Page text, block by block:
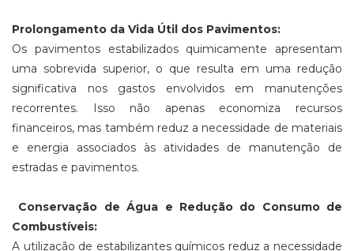
Prolongamento da Vida Útil dos Pavimentos:
Os pavimentos estabilizados quimicamente apresentam
uma sobrevida superior, o que resulta em uma redução
significativa nos gastos envolvidos em manutenções
recorrentes. Isso não apenas economiza recursos
financeiros, mas também reduz a necessidade de materiais
e energia associados às atividades de manutenção de
estradas e pavimentos.
Conservação de Água e Redução do Consumo de
Combustíveis:
A utilização de estabilizantes químicos reduz a necessidade